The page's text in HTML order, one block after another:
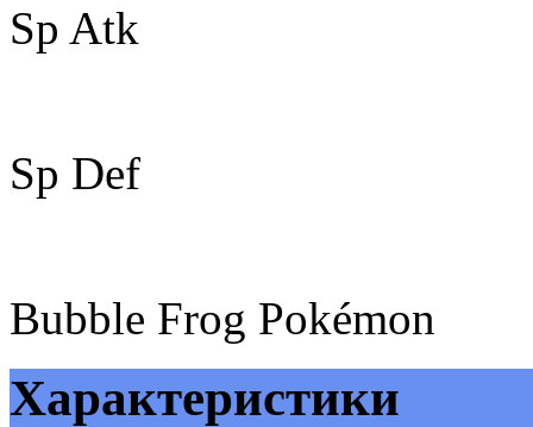
Sp Atk
Sp Def
Bubble Frog Pokémon
Характеристики